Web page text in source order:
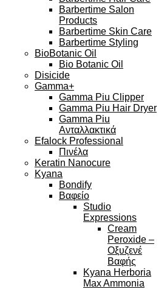
Barbertime Salon
Products
Barbertime Skin Care
Barbertime Styling
BioBotanic Oil
Bio Botanic Oil
Disicide
Gamma+
Gamma Piu Clipper
Gamma Piu Hair Dryer
Gamma Piu
Ανταλλακτικά
Efalock Professional
Πινέλα
Keratin Nanocure
Kyana
Bondify
Βαφείο
Studio
Expressions
Cream
Peroxide –
Οξυζενέ
Βαφής
Kyana Herboria
Max Ammonia